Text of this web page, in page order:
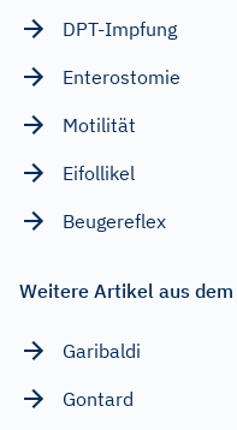
DPT-Impfung
Enterostomie
Motilität
Eifollikel
Beugereflex
Weitere Artikel aus
Garibaldi
Gontard